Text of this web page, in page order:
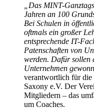
„Das MINT-
Jahren an 100
Bei Schulen in
oftmals ein großer
entsprechende IT-
Patenschaften von
werden. Dafür sollen
Unternehmen
verantwortlich für
Saxony e.V. Der
Mitgliedern – das
um Coaches.